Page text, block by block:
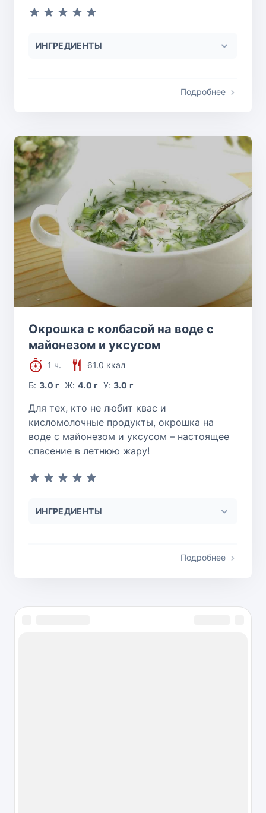
ИНГРЕДИЕНТЫ
Подробнее
Окрошка с колбасой на воде с
майонезом и уксусом
1 ч.
61.0 ккал
Б:3.0 г Ж: 4.0 г У: 3.0 г
Для тех, кто не любит квас и
кисломолочные продукты, окрошка на
воде с майонезом и уксусом – настоящее
спасение в летнюю жару!
ИНГРЕДИЕНТЫ
Подробнее